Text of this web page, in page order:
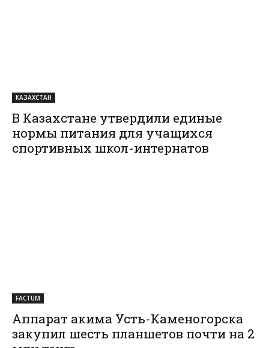
КАЗАХСТАН
В Казахстане утвердили единые
нормы питания для учащихся
спортивных школ-интернатов
FACTUM
Аппарат акима Усть-Каменогорска
закупил шесть планшетов почти на 2